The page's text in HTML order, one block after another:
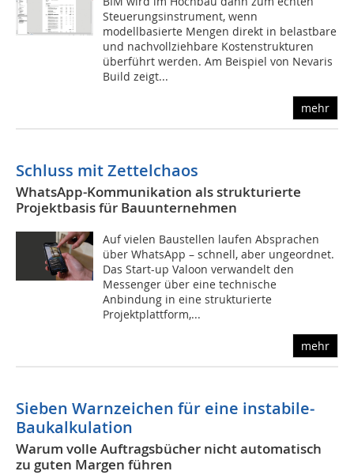
Steuerungsinstrument, wenn
modellbasierte Mengen direkt in belastbare
und nachvollziehbare Kostenstrukturen
überführt werden. Am Beispiel von Nevaris
Build zeigt...
mehr
Schluss mit Zettelchaos
WhatsApp-Kommunikation als strukturierte
Projektbasis für Bauunternehmen
Auf vielen Baustellen laufen Absprachen
über WhatsApp – schnell, aber ungeordnet.
Das Start-up Valoon verwandelt den
Messenger über eine technische
Anbindung in eine strukturierte
Projektplattform,...
mehr
Sieben Warnzeichen für eine instabile­
Baukalkulation
Warum volle Auftragsbücher nicht automatisch
zu guten Margen führen